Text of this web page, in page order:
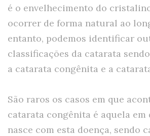
é o envelhecimento do
ocorrer de forma natural ao
entanto, podemos identificar
classificações da catarata
a catarata congênita e a
São raros os casos em que
catarata congênita é aquela em
nasce com esta doença, sendo